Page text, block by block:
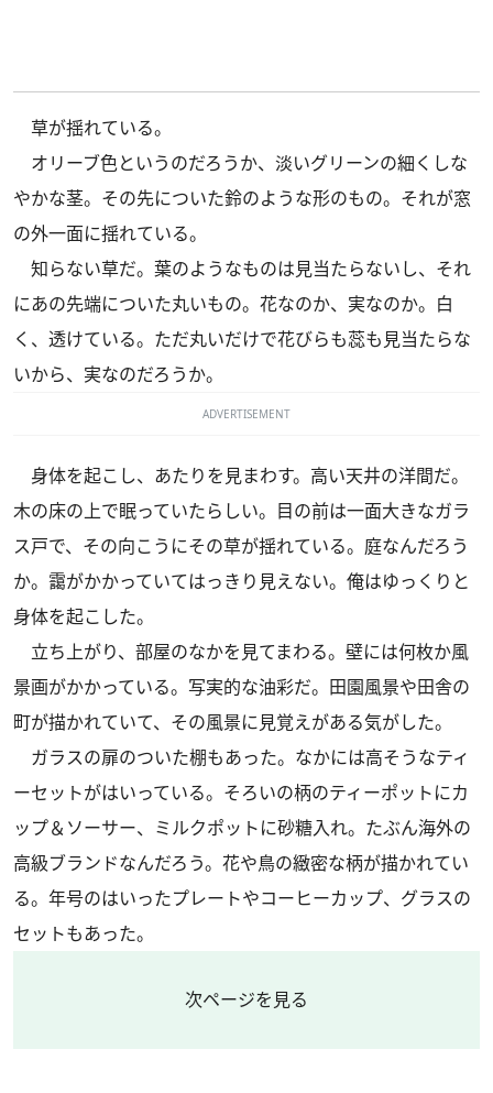
草が揺れている。
オリーブ色というのだろうか、淡いグリーンの細くしな
やかな茎。その先についた鈴のような形のもの。それが窓
の外一面に揺れている。
知らない草だ。葉のようなものは見当たらないし、それ
にあの先端についた丸いもの。花なのか、実なのか。白
く、透けている。ただ丸いだけで花びらも蕊も見当たらな
いから、実なのだろうか。
ADVERTISEMENT
身体を起こし、あたりを見まわす。高い天井の洋間だ。
木の床の上で眠っていたらしい。目の前は一面大きなガラ
ス戸で、その向こうにその草が揺れている。庭なんだろう
か。靄がかかっていてはっきり見えない。俺はゆっくりと
身体を起こした。
立ち上がり、部屋のなかを見てまわる。壁には何枚か風
景画がかかっている。写実的な油彩だ。田園風景や田舎の
町が描かれていて、その風景に見覚えがある気がした。
ガラスの扉のついた棚もあった。なかには高そうなティ
ーセットがはいっている。そろいの柄のティーポットにカ
ップ＆ソーサー、ミルクポットに砂糖入れ。たぶん海外の
高級ブランドなんだろう。花や鳥の緻密な柄が描かれてい
る。年号のはいったプレートやコーヒーカップ、グラスの
セットもあった。
次ページを見る